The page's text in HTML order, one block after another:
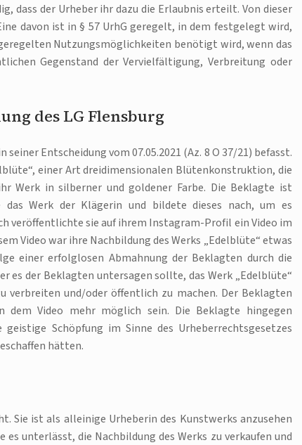
dass der Urheber ihr dazu die Erlaubnis erteilt. Von dieser
davon ist in § 57 UrhG geregelt, in dem festgelegt wird,
Nutzungsmöglichkeiten benötigt wird, wenn das
Gegenstand der Vervielfältigung, Verbreitung oder
des LG Flensburg
Entscheidung vom 07.05.2021 (Az. 8 O 37/21) befasst.
einer Art dreidimensionalen Blütenkonstruktion, die
Werk in silberner und goldener Farbe. Die Beklagte ist
Werk der Klägerin und bildete dieses nach, um es
veröffentlichte sie auf ihrem Instagram-Profil ein Video im
Video war ihre Nachbildung des Werks „Edelblüte“ etwas
einer erfolglosen Abmahnung der Beklagten durch die
der Beklagten untersagen sollte, das Werk „Edelblüte“
verbreiten und/oder öffentlich zu machen. Der Beklagten
Video mehr möglich sein. Die Beklagte hingegen
Schöpfung im Sinne des Urheberrechtsgesetzes
hätten.
Sie ist als alleinige Urheberin des Kunstwerks anzusehen
unterlässt, die Nachbildung des Werks zu verkaufen und